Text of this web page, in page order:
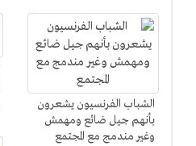
الشباب الفرنسيون يشعرون
بأنهم جيل ضائع ومهمش
وغير مندمج مع المجتمع